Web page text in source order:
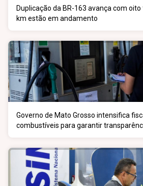
Duplicação da BR-163 avança com
km estão em andamento
Governo de Mato Grosso intensifica
combustíveis para garantir